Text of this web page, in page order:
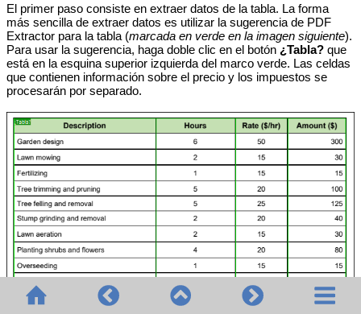
El primer paso consiste en extraer datos de la tabla. La forma
más sencilla de extraer datos es utilizar la sugerencia de PDF
Extractor para la tabla (marcada en verde en la imagen siguiente).
Para usar la sugerencia, haga doble clic en el botón ¿Tabla?que
está en la esquina superior izquierda del marco verde. Las celdas
que contienen información sobre el precio y los impuestos se
procesarán por separado.